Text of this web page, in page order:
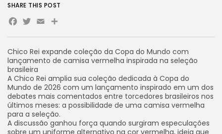
Chico Rei expande coleção da Copa do Mundo com
lançamento de camisa vermelha inspirada na seleção
brasileira
A Chico Rei amplia sua coleção dedicada à Copa do
Mundo de 2026 com um lançamento inspirado em um dos
debates mais comentados entre torcedores brasileiros nos
últimos meses: a possibilidade de uma camisa vermelha
para a seleção.
A discussão ganhou força quando surgiram especulações
sobre um uniforme alternativo na cor vermelha, ideia que
SHARE THIS POST
Facebook
Twitter
EmailShare